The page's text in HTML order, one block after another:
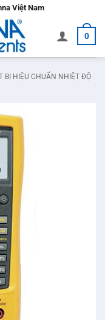
Việt Nam
0
BỊ HIỆU CHUẨN NHIỆT ĐỘ